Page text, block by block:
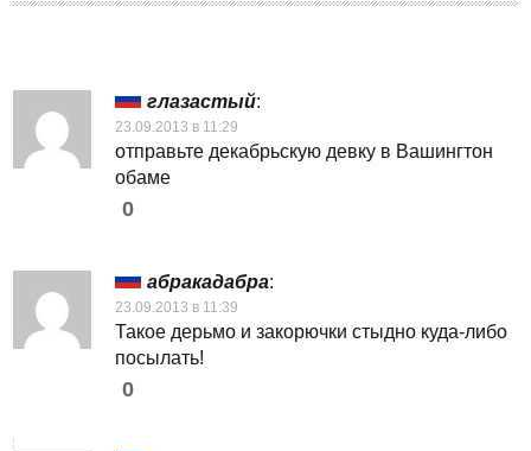
глазастый:
23.09.2013 в 11:29
отправьте декабрьскую девку в Вашингтон
обаме
0
абракадабра:
23.09.2013 в 11:39
Такое дерьмо и закорючки стыдно куда-либо
посылать!
0